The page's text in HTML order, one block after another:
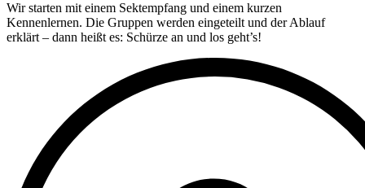
Wir starten mit einem Sektempfang und einem kurzen
Kennenlernen. Die Gruppen werden eingeteilt und der Ablauf
erklärt – dann heißt es: Schürze an und los geht’s!